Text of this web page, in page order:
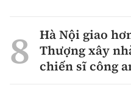
Hà Nội giao
Thượng xây
chiến sĩ công